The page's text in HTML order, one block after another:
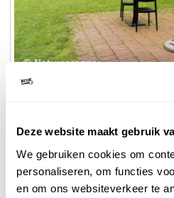
Deze website maakt gebruik
We gebruiken cookies om
personaliseren, om functies
en om ons websiteverkeer te
© Naturescanner
Alvar Aalto town hall
Hall, een trekpleister voor
lokale gids toont ons het
kan er zelfs voor kiezen om
in een echte "Alvar Aalto